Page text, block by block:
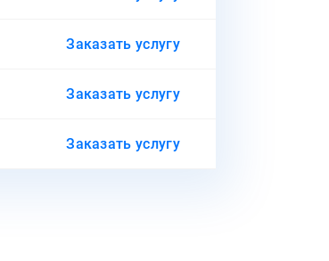
Заказать услугу
Заказать услугу
Заказать услугу